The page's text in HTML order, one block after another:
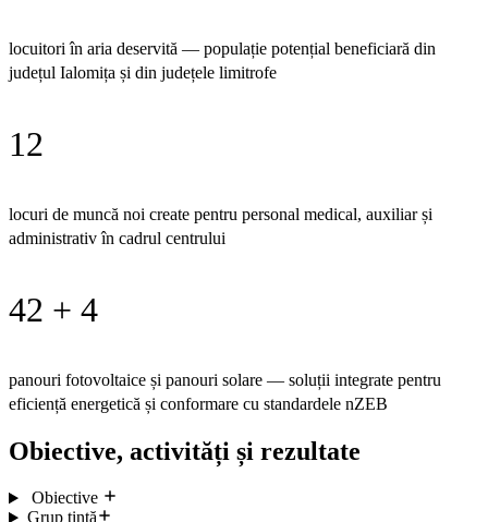
locuitori în aria deservită — populație potențial beneficiară din
județul Ialomița și din județele limitrofe
12
locuri de muncă noi create pentru personal medical, auxiliar și
administrativ în cadrul centrului
42 + 4
panouri fotovoltaice și panouri solare — soluții integrate pentru
eficiență energetică și conformare cu standardele nZEB
Obiective, activități și rezultate
Obiective
Grup țintă